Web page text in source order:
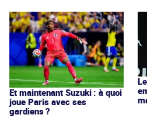
Et maintenant Suzuki : à quoi
joue Paris avec ses
gardiens ?